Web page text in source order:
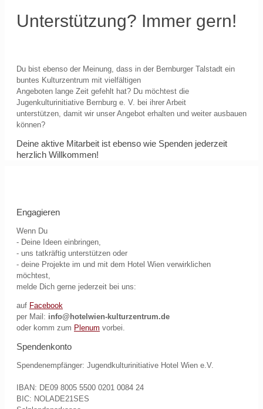
Unterstützung? Immer gern!
Du bist ebenso der Meinung, dass in der Bernburger Talstadt ein
buntes Kulturzentrum mit vielfältigen
Angeboten lange Zeit gefehlt hat? Du möchtest die
Jugenkulturinitiative Bernburg e. V. bei ihrer Arbeit
unterstützen, damit wir unser Angebot erhalten und weiter ausbauen
können?
Deine aktive Mitarbeit ist ebenso wie Spenden jederzeit
herzlich Willkommen!
Engagieren
Wenn Du
- Deine Ideen einbringen,
- uns tatkräftig unterstützen oder
- deine Projekte im und mit dem Hotel Wien verwirklichen
möchtest,
melde Dich gerne jederzeit bei uns:
auf Facebook
per Mail: info@hotelwien-kulturzentrum.de
oder komm zum Plenum vorbei.
Spendenkonto
Spendenempfänger: Jugendkulturinitiative Hotel Wien e.V.
IBAN: DE09 8005 5500 0201 0084 24
BIC: NOLADE21SES